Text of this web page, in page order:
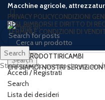
Macchine agricole,
PRIVACY POLICYCONDIZIONI
RESI, RIMBORSI E DIRITTO DI
TERMINI E CONDIZIONI DI
Search
Accedi / Registrati
Search
Lista dei desideri
HOME PRODOTTIRICAMBI
CHI SIAMOI NOSTRI SERVIZI
-33% Sold out
Search
Start typing to see posts you are